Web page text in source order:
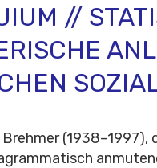
//
(1938–1997),